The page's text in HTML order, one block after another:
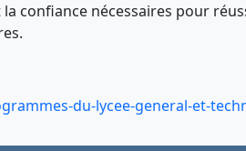
confiance nécessaires pour
du-lycee-general-et-